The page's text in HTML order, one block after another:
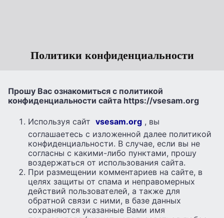
Политики конфиденциальности
Прошу Вас ознакомиться с политикой
конфиденциальности сайта https://vsesam.org
Используя сайт vsesam.org , вы
соглашаетесь с изложенной далее политикой
конфиденциальности. В случае, если вы не
согласны с какими-либо пунктами, прошу
воздержаться от использования сайта.
При размещении комментариев на сайте, в
целях защиты от спама и неправомерных
действий пользователей, а также для
обратной связи с ними, в базе данных
сохраняются указанные Вами имя